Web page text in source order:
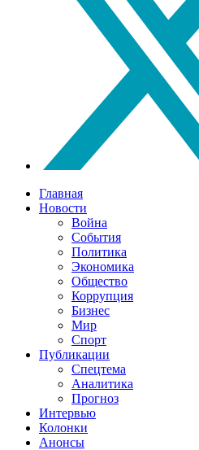
Главная
Новости
Война
События
Политика
Экономика
Общество
Коррупция
Бизнес
Мир
Спорт
Публикации
Спецтема
Аналитика
Прогноз
Интервью
Колонки
Анонсы